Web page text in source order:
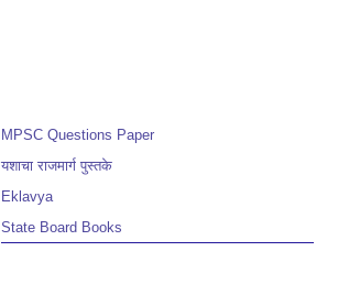
MPSC Questions Paper
यशाचा राजमार्ग पुस्तके
Eklavya
State Board Books